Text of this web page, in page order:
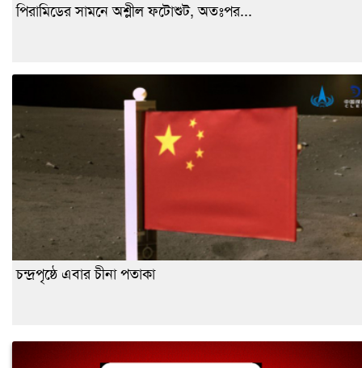
পিরামিডের সামনে অশ্লীল ফটোশুট, অতঃপর...
চন্দ্রপৃষ্ঠে এবার চীনা পতাকা